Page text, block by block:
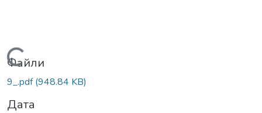
Вантажиться...
Файли
9_.pdf(948.84 KB)
Дата